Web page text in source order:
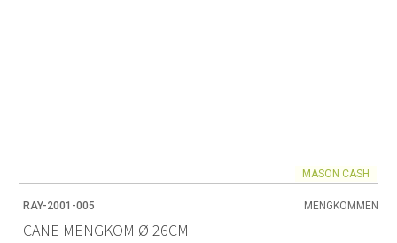
MASON CASH
RAY-2001-005 MENGKOMMEN
CANE MENGKOM Ø 26CM